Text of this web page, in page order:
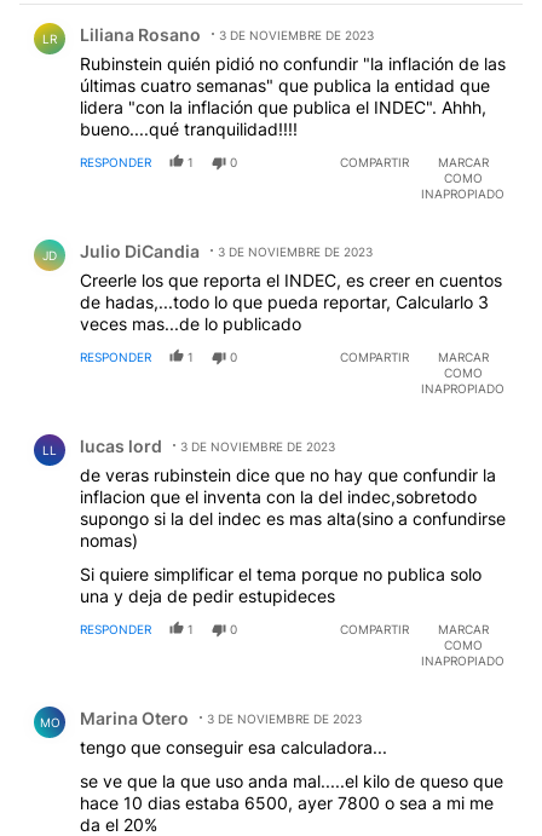
LR Liliana Rosano 3 DE NOVIEMBRE DE 2023
Rubinstein quién pidió no confundir "la inflación de las
últimas cuatro semanas" que publica la entidad que
lidera "con la inflación que publica el INDEC". Ahhh,
bueno....qué tranquilidad!!!!
RESPONDER 1 0 COMPARTIR
MARCAR
COMO
INAPROPIADO
JD Julio DiCandia 3 DE NOVIEMBRE DE 2023
Creerle los que reporta el INDEC, es creer en cuentos
de hadas,...todo lo que pueda reportar, Calcularlo 3
veces mas...de lo publicado
RESPONDER 1 0 COMPARTIR
MARCAR
COMO
INAPROPIADO
LL lucas lord 3 DE NOVIEMBRE DE 2023
de veras rubinstein dice que no hay que confundir la
inflacion que el inventa con la del indec,sobretodo
supongo si la del indec es mas alta(sino a confundirse
nomas)
Si quiere simplificar el tema porque no publica solo
una y deja de pedir estupideces
RESPONDER 1 0 COMPARTIR
MARCAR
COMO
INAPROPIADO
MO Marina Otero 3 DE NOVIEMBRE DE 2023
tengo que conseguir esa calculadora...
se ve que la que uso anda mal.....el kilo de queso que
hace 10 dias estaba 6500, ayer 7800 o sea a mi me
da el 20%